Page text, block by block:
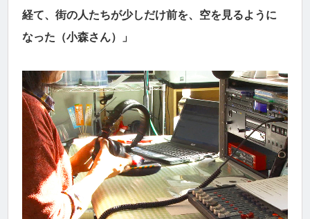
経て、街の人たちが少しだけ前を、空を見るように
なった（小森さん）」